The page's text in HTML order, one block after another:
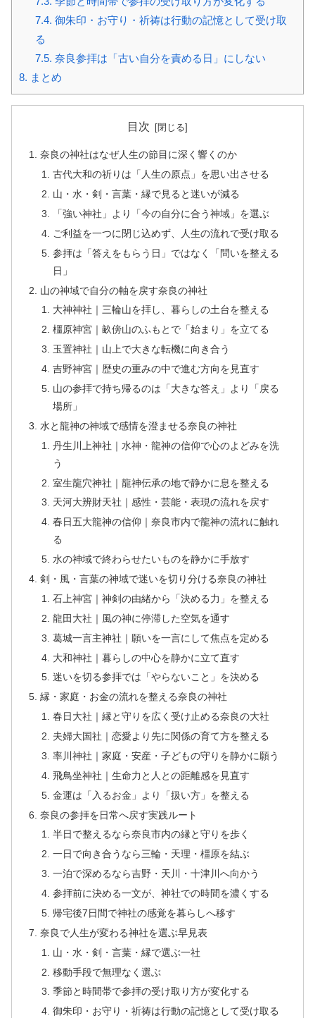
7.4. 御朱印・お守り・祈祷は行動の記憶として受け取
る
7.5. 奈良参拝は「古い自分を責める日」にしない
8. まとめ
目次
奈良の神社はなぜ人生の節目に深く響くのか
古代大和の祈りは「人生の原点」を思い出させる
山・水・剣・言葉・縁で見ると迷いが減る
「強い神社」より「今の自分に合う神域」を選ぶ
ご利益を一つに閉じ込めず、人生の流れで受け取る
参拝は「答えをもらう日」ではなく「問いを整える
日」
山の神域で自分の軸を戻す奈良の神社
大神神社｜三輪山を拝し、暮らしの土台を整える
橿原神宮｜畝傍山のふもとで「始まり」を立てる
玉置神社｜山上で大きな転機に向き合う
吉野神宮｜歴史の重みの中で進む方向を見直す
山の参拝で持ち帰るのは「大きな答え」より「戻る
場所」
水と龍神の神域で感情を澄ませる奈良の神社
丹生川上神社｜水神・龍神の信仰で心のよどみを洗
う
室生龍穴神社｜龍神伝承の地で静かに息を整える
天河大辨財天社｜感性・芸能・表現の流れを戻す
春日五大龍神の信仰｜奈良市内で龍神の流れに触れ
る
水の神域で終わらせたいものを静かに手放す
剣・風・言葉の神域で迷いを切り分ける奈良の神社
石上神宮｜神剣の由緒から「決める力」を整える
龍田大社｜風の神に停滞した空気を通す
葛城一言主神社｜願いを一言にして焦点を定める
大和神社｜暮らしの中心を静かに立て直す
迷いを切る参拝では「やらないこと」を決める
縁・家庭・お金の流れを整える奈良の神社
春日大社｜縁と守りを広く受け止める奈良の大社
夫婦大国社｜恋愛より先に関係の育て方を整える
率川神社｜家庭・安産・子どもの守りを静かに願う
飛鳥坐神社｜生命力と人との距離感を見直す
金運は「入るお金」より「扱い方」を整える
奈良の参拝を日常へ戻す実践ルート
半日で整えるなら奈良市内の縁と守りを歩く
一日で向き合うなら三輪・天理・橿原を結ぶ
一泊で深めるなら吉野・天川・十津川へ向かう
参拝前に決める一文が、神社での時間を濃くする
帰宅後7日間で神社の感覚を暮らしへ移す
奈良で人生が変わる神社を選ぶ早見表
山・水・剣・言葉・縁で選ぶ一社
移動手段で無理なく選ぶ
季節と時間帯で参拝の受け取り方が変化する
御朱印・お守り・祈祷は行動の記憶として受け取る